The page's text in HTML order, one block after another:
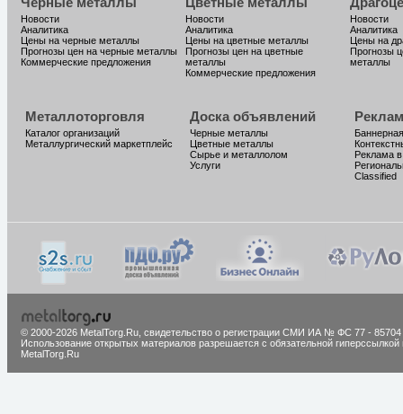
Новости
Аналитика
Цены на черные металлы
Прогнозы цен на черные металлы
Коммерческие предложения
Новости
Аналитика
Цены на цветные металлы
Прогнозы цен на цветные
металлы
Коммерческие предложения
Новости
Аналитика
Цены на
Прогнозы
металлы
Металлоторговля
Каталог организаций
Металлургический маркетплейс
Доска объявлений
Черные металлы
Цветные металлы
Сырье и металлолом
Услуги
Реклама
Classified
© 2000-2026 MetalTorg.Ru, cвидетельство о регистрации СМИ ИА № ФС 77 - 85704
Использование открытых материалов разрешается с обязательной гиперссылкой
MetalTorg.Ru